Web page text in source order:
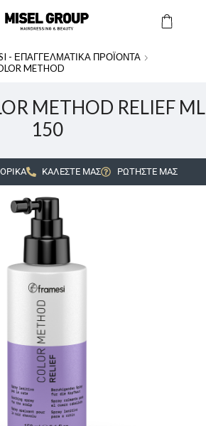
- ΕΠΑΓΓΕΛΜΑΤΙΚΑ ΠΡΟΪΟΝΤΑ
METHOD
METHOD RELIEF
150
ΚΑΛΕΣΤΕ ΜΑΣ ΡΩΤΗΣΤΕ ΜΑΣ